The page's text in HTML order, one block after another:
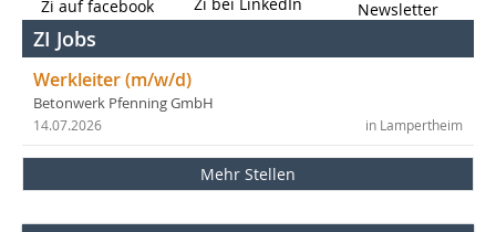
Zi auf facebook Newsletter
ZI Jobs
Werkleiter (m/w/d)
Betonwerk Pfenning GmbH
in Lampertheim
14.07.2026
Mehr Stellen